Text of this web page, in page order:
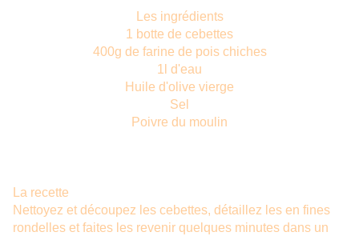
Les ingrédients
1 botte de cebettes
400g de farine de pois chiches
1l d'eau
Huile d'olive vierge
Sel
Poivre du moulin
La recette
Nettoyez et découpez les cebettes, détaillez les en fines
rondelles et faites les revenir quelques minutes dans un